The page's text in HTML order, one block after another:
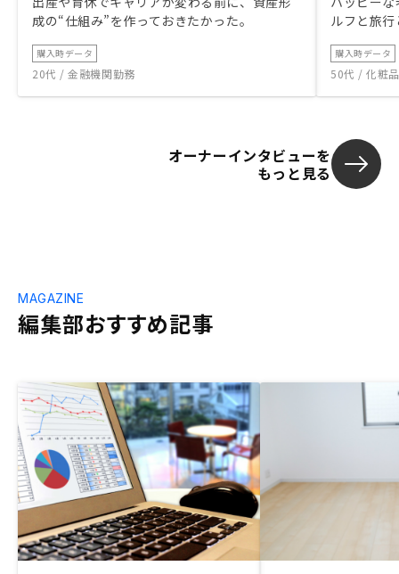
成の“仕組み”を作っておきたかった。
購入時データ
20代 / 金融機関勤務
ルフと旅
購入時データ
50代 / 化粧
オーナーインタビューを
もっと見る
編集部おすすめ記事
MAGAZINE